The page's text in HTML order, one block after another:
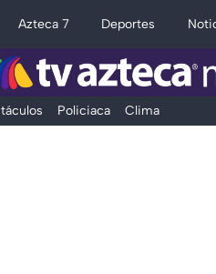
Azteca 7 Deportes
Policiaca Clima